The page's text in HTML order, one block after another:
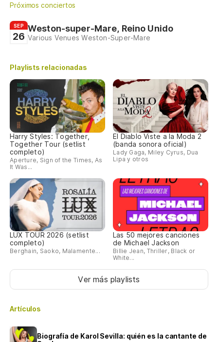
Próximos conciertos
SEP
26
Weston-super-Mare, Reino Unido
Various Venues Weston-Super-Mare
Playlists relacionadas
Harry Styles: Together,
Together Tour (setlist
completo)
Aperture, Sign of the Times, As
It Was...
El Diablo Viste a la Moda 2
(banda sonora oficial)
Lady Gaga, Miley Cyrus, Dua
Lipa y otros
LUX TOUR 2026 (setlist
completo)
Berghain, Saoko, Malamente...
Las 50 mejores canciones
de Michael Jackson
Billie Jean, Thriller, Black or
White...
Ver más playlists
Artículos
Biografía de Karol Sevilla: quién es la cantante de